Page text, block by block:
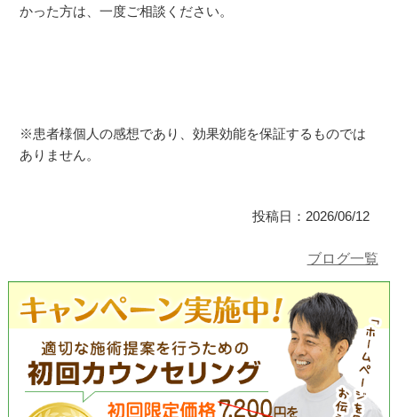
かった方は、一度ご相談ください。
※患者様個人の感想であり、効果効能を保証するものでは
ありません。
投稿日：2026/06/12
ブログ一覧